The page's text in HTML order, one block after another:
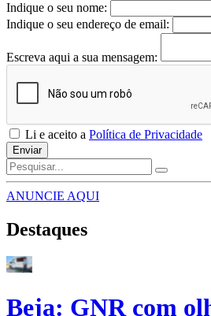
Indique o seu nome:
Indique o seu endereço de email:
Escreva aqui a sua mensagem:
Li e aceito a Política de Privacidade
Enviar
ANUNCIE AQUI
Destaques
Beja: GNR com